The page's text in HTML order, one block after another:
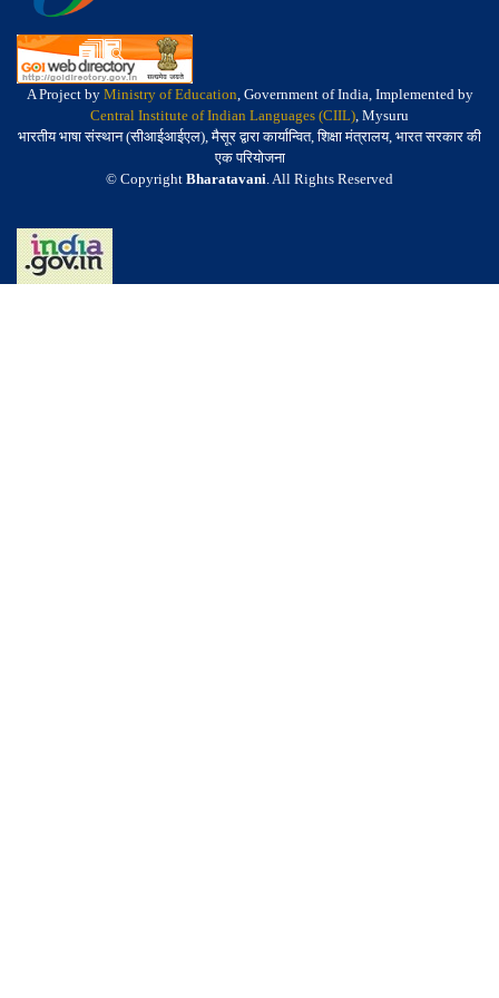
A Project by Ministry of Education, Government of India, Implemented by
Central Institute of Indian Languages (CIIL), Mysuru
भारतीय भाषा संस्थान (सीआईआईएल), मैसूर द्वारा कार्यान्वित, शिक्षा मंत्रालय, भारत सरकार की
एक परियोजना
© Copyright Bharatavani. All Rights Reserved